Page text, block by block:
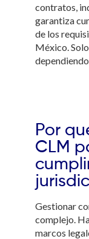
contratos,
garantiza
de los
México.
dependiendo
Por
CLM
Gestionar
complejo.
marcos